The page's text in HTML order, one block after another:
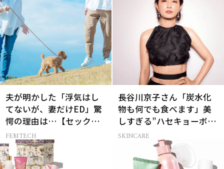
夫が明かした「浮気はし
てないが、妻だけED」驚
愕の理由は…【セックス
レス AND THE CITY -女た
ちの告白-】
FEMTECH
長谷川京子さん「炭水化
物も何でも食べます」美
しすぎる”ハセキョーボデ
ィ”を作る秘訣
SKINCARE